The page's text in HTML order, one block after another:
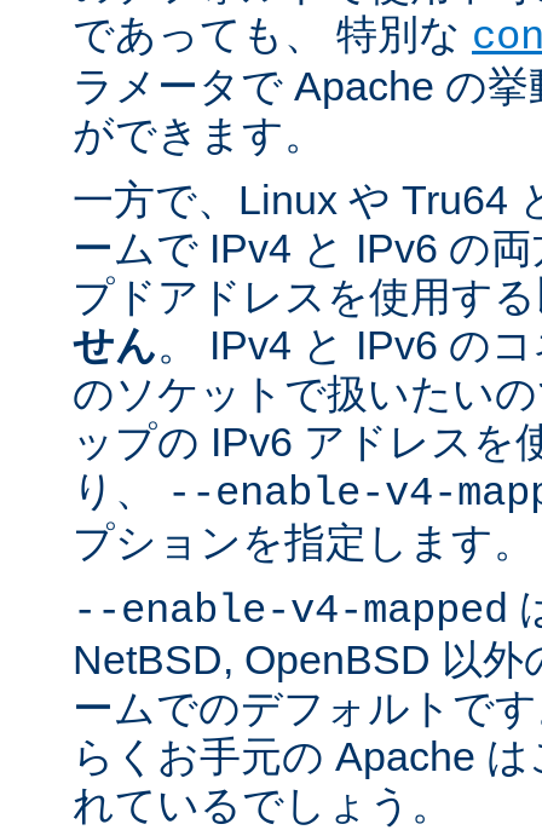
であっても、 特別な
ラメータで Apache の
ができます。
一方で、Linux や Tru64
ームで IPv4 と IPv6 の
プドアドレスを使用する
せん。 IPv4 と IPv6 の
のソケットで扱いたい
ップの IPv6 アドレスを
り、
--enable-v4-
プションを指定します。
--enable-v4-mapped
NetBSD, OpenBSD 以
ームでのデフォルトで
らくお手元の Apache
れているでしょう。